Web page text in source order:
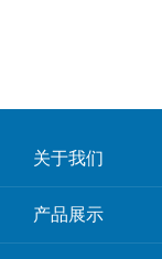
关于我们
产品展示